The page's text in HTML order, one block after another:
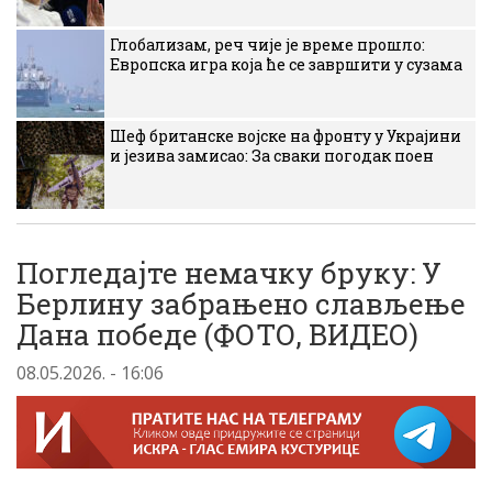
Глобализам, реч чије је време прошло:
Европска игра која ће се завршити у сузама
Шеф британске војске на фронту у Украјини
и језива замисао: За сваки погодак поен
Погледајте немачку бруку: У
Берлину забрањено слављење
Дана победе (ФОТО, ВИДЕО)
08.05.2026. - 16:06